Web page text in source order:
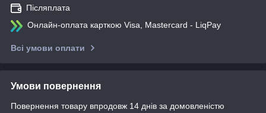
Післяплата
Онлайн-оплата карткою Visa, Mastercard - LiqPay
Всі умови оплати
Умови повернення
Повернення товару впродовж 14 днів за домовленістю